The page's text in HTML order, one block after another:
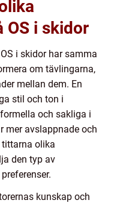
OS i skidor
i skidor har samma
om tävlingarna,
mellan dem. En
stil och ton i
och sakliga i
mer avslappnade och
tittarna olika
den typ av
kunskap och